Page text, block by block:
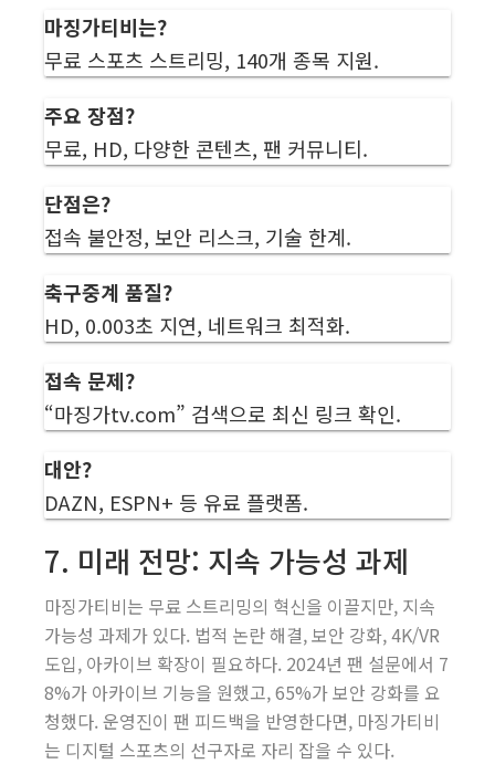
마징가티비는?
무료 스포츠 스트리밍, 140개 종목 지원.
주요 장점?
무료, HD, 다양한 콘텐츠, 팬 커뮤니티.
단점은?
접속 불안정, 보안 리스크, 기술 한계.
축구중계 품질?
HD, 0.003초 지연, 네트워크 최적화.
접속 문제?
“마징가tv.com” 검색으로 최신 링크 확인.
대안?
DAZN, ESPN+ 등 유료 플랫폼.
7. 미래 전망: 지속 가능성 과제
마징가티비는 무료 스트리밍의 혁신을 이끌지만, 지속
가능성 과제가 있다. 법적 논란 해결, 보안 강화, 4K/VR
도입, 아카이브 확장이 필요하다. 2024년 팬 설문에서 7
8%가 아카이브 기능을 원했고, 65%가 보안 강화를 요
청했다. 운영진이 팬 피드백을 반영한다면, 마징가티비
는 디지털 스포츠의 선구자로 자리 잡을 수 있다.